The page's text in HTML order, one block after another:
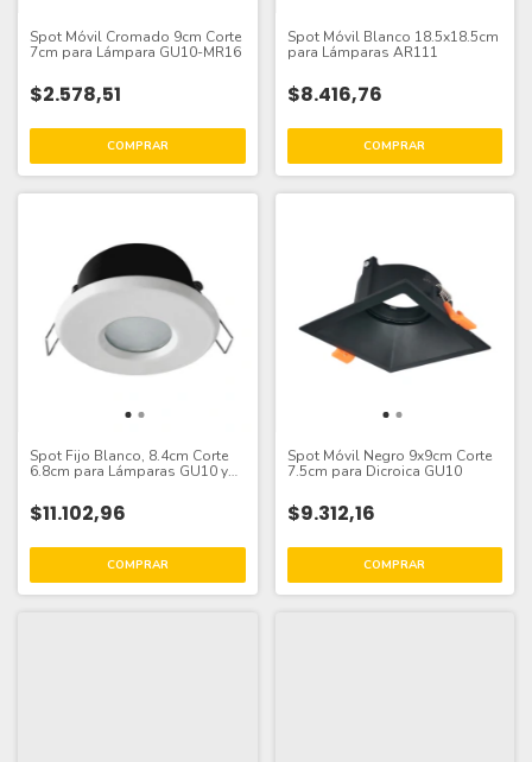
Spot Móvil Cromado 9cm Corte
7cm para Lámpara GU10-MR16
$2.578,51
Spot Móvil Blanco 18.5x18.5cm
para Lámparas AR111
$8.416,76
Spot Fijo Blanco, 8.4cm Corte
6.8cm para Lámparas GU10 y
$11.102,96
Spot Móvil Negro 9x9cm Corte
7.5cm para Dicroica GU10
$9.312,16